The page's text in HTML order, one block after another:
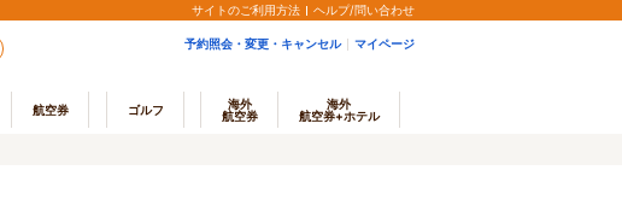
サイトのご利用方法 ヘルプ/問い合わせ
予約照会・変更・キャンセル マイページ
航空券 ゴルフ
海外
航空券
海外
航空券+ホテル